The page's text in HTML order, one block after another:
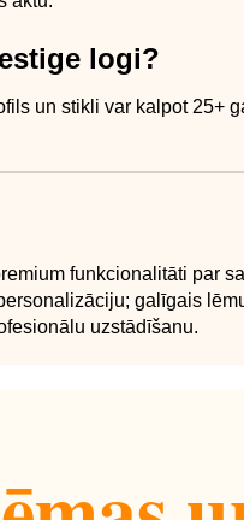
logi?
un stikli var kalpot 25+
funkcionalitāti par
galīgais
uzstādīšanu.